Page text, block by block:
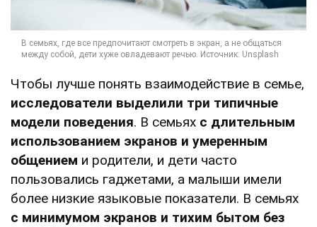
Чтобы лучше понять взаимодействие в семье,
исследователи выделили три типичные
модели поведения. В семьях с длительным
использованием экранов и умеренным
общением и родители, и дети часто
пользовались гаджетами, а малыши имели
более низкие языковые показатели. В семьях
с минимумом экранов и тихим бытом без